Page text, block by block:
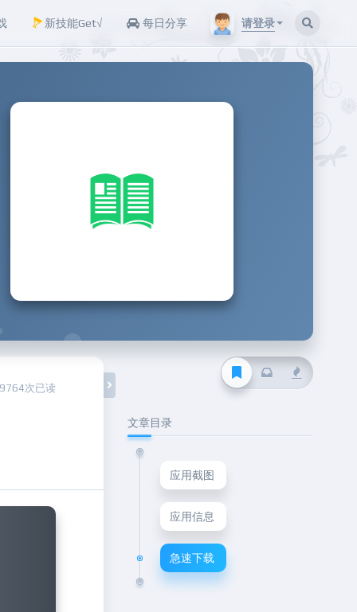
新技能Get√ 每日分享 请登录
次已读
文章目录
应用截图
应用信息
急速下载